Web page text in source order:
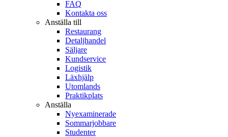
FAQ
Kontakta oss
Anställa till
Restaurang
Detaljhandel
Säljare
Kundservice
Logistik
Läxhjälp
Utomlands
Praktikplats
Anställa
Nyexaminerade
Sommarjobbare
Studenter